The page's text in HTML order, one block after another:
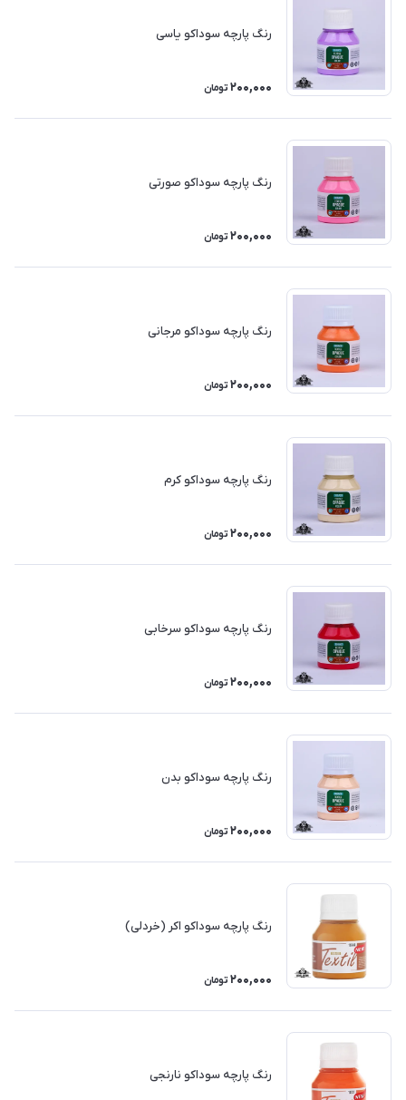
رنگ پارچه سوداکو یاسی
200,000 تومان
رنگ پارچه سوداکو صورتی
200,000 تومان
رنگ پارچه سوداکو مرجانی
200,000 تومان
رنگ پارچه سوداکو کرم
200,000 تومان
رنگ پارچه سوداکو سرخابی
200,000 تومان
رنگ پارچه سوداکو بدن
200,000 تومان
رنگ پارچه سوداکو اکر (خردلی)
200,000 تومان
رنگ پارچه سوداکو نارنجی